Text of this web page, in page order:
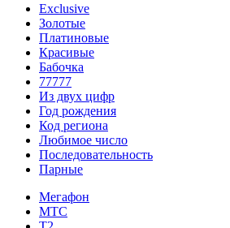
Exclusive
Золотые
Платиновые
Красивые
Бабочка
77777
Из двух цифр
Год рождения
Код региона
Любимое число
Последовательность
Парные
Мегафон
МТС